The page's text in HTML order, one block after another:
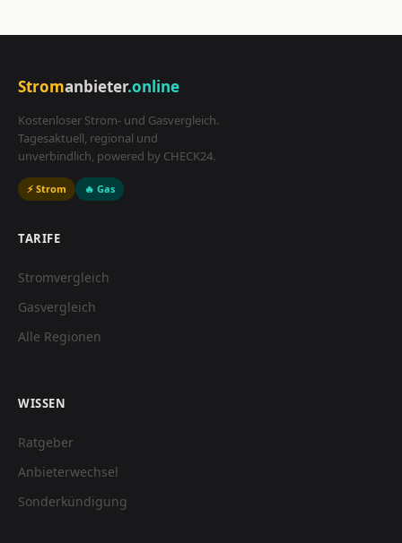
Stromanbieter.online
Kostenloser Strom- und Gasvergleich.
Tagesaktuell, regional und
unverbindlich, powered by CHECK24.
⚡ Strom 🔥 Gas
TARIFE
Stromvergleich
Gasvergleich
Alle Regionen
WISSEN
Ratgeber
Anbieterwechsel
Sonderkündigung